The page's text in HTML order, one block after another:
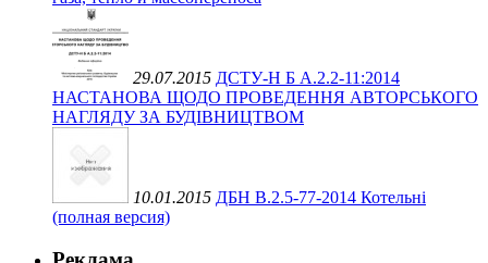
29.07.2015 ДСТУ-Н Б А.2.2-11:2014
НАСТАНОВА ЩОДО ПРОВЕДЕННЯ АВТОРСЬКОГО
НАГЛЯДУ ЗА БУДІВНИЦТВОМ
10.01.2015 ДБН В.2.5-77-2014 Котельні
(полная версия)